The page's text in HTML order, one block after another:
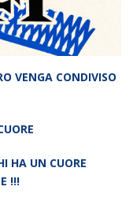
VENGA CONDIVISO
HA UN CUORE
!!!